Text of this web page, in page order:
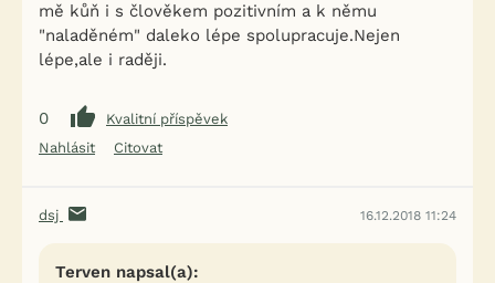
mě kůň i s člověkem pozitivním a k němu
"naladěném" daleko lépe spolupracuje.Nejen
lépe,ale i raději.
0
Kvalitní příspěvek
Nahlásit
Citovat
dsj 16.12.2018 11:24
Terven napsal(a):